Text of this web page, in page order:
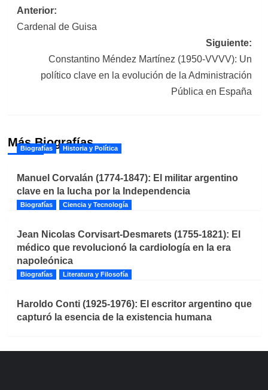
Navegación
de
entradas
Anterior:
Cardenal de Guisa
Siguiente:
Constantino Méndez Martínez (1950-VVVV): Un
político clave en la evolución de la Administración
Pública en España
Más Biografías
Biografías Historia y Política
Manuel Corvalán (1774-1847): El militar argentino
clave en la lucha por la Independencia
Biografías Ciencia y Tecnología
Jean Nicolas Corvisart-Desmarets (1755-1821): El
médico que revolucionó la cardiología en la era
napoleónica
Biografías Literatura y Filosofía
Haroldo Conti (1925-1976): El escritor argentino que
capturó la esencia de la existencia humana